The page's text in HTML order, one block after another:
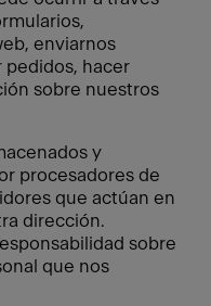
enviarnos
pedidos, hacer
sobre nuestros
y
procesadores de
que actúan en
dirección.
sobre
que nos